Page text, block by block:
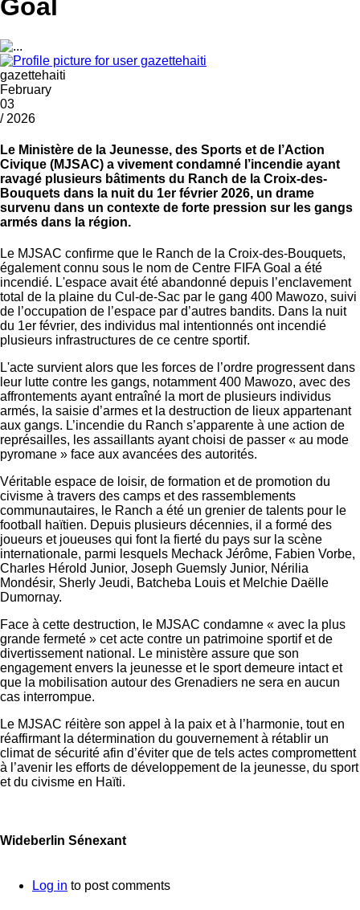
Goal
gazettehaiti
February
03
/ 2026
Le Ministère de la Jeunesse, des Sports et de l’Action
Civique (MJSAC) a vivement condamné l’incendie ayant
ravagé plusieurs bâtiments du Ranch de la Croix-des-
Bouquets dans la nuit du 1er février 2026, un drame
survenu dans un contexte de forte pression sur les gangs
armés dans la région.
Le MJSAC confirme que le Ranch de la Croix-des-Bouquets,
également connu sous le nom de Centre FIFA Goal a été
incendié. L'espace avait été abandonné depuis l’enclavement
total de la plaine du Cul-de-Sac par le gang 400 Mawozo, suivi
de l’occupation de l’espace par d’autres bandits. Dans la nuit
du 1er février, des individus mal intentionnés ont incendié
plusieurs infrastructures de ce centre sportif.
L'acte survient alors que les forces de l’ordre progressent dans
leur lutte contre les gangs, notamment 400 Mawozo, avec des
affrontements ayant entraîné la mort de plusieurs individus
armés, la saisie d’armes et la destruction de lieux appartenant
aux gangs. L’incendie du Ranch s’apparente à une action de
représailles, les assaillants ayant choisi de passer « au mode
pyromane » face aux avancées des autorités.
Véritable espace de loisir, de formation et de promotion du
civisme à travers des camps et des rassemblements
communautaires, le Ranch a été un grenier de talents pour le
football haïtien. Depuis plusieurs décennies, il a formé des
joueurs et joueuses qui font la fierté du pays sur la scène
internationale, parmi lesquels Mechack Jérôme, Fabien Vorbe,
Charles Hérold Junior, Joseph Guemsly Junior, Nérilia
Mondésir, Sherly Jeudi, Batcheba Louis et Melchie Daëlle
Dumornay.
Face à cette destruction, le MJSAC condamne « avec la plus
grande fermeté » cet acte contre un patrimoine sportif et de
divertissement national. Le ministère assure que son
engagement envers la jeunesse et le sport demeure intact et
que la mobilisation autour des Grenadiers ne sera en aucun
cas interrompue.
Le MJSAC réitère son appel à la paix et à l’harmonie, tout en
réaffirmant la détermination du gouvernement à rétablir un
climat de sécurité afin d’éviter que de tels actes compromettent
à l’avenir les efforts de développement de la jeunesse, du sport
et du civisme en Haïti.
Wideberlin Sénexant
Log in to post comments